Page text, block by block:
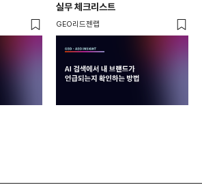
실무 체크리스트
GEO리드젠랩